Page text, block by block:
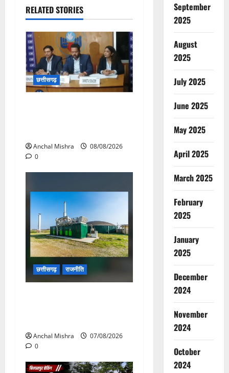
RELATED STORIES
छत्तीसगढ़
Anchal Mishra
08/08/2026
0
छत्तीसगढ़ राजनीति
Anchal Mishra
07/08/2026
0
September
2025
August
2025
July 2025
June 2025
May 2025
April 2025
March 2025
February
2025
January
2025
December
2024
November
2024
October
2024